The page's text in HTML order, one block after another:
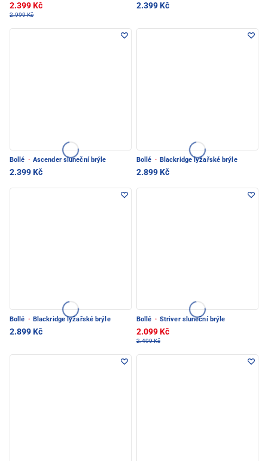
2.399 Kč
2.999 Kč
2.399 Kč
Bollé · Ascender sluneční brýle
2.399 Kč
Bollé · Blackridge lyžařské brýle
2.899 Kč
Bollé · Blackridge lyžařské brýle
2.899 Kč
Bollé · Striver sluneční brýle
2.099 Kč
2.499 Kč